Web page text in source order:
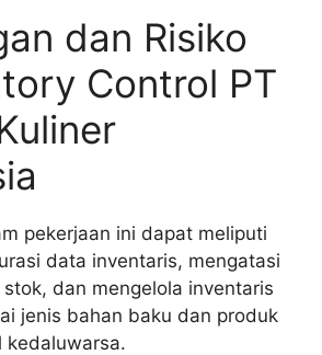
dan Risiko
Control PT
pekerjaan ini dapat meliputi
data inventaris, mengatasi
dan mengelola inventaris
jenis bahan baku dan produk
kedaluwarsa.